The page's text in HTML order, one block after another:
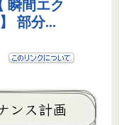
ンス計画